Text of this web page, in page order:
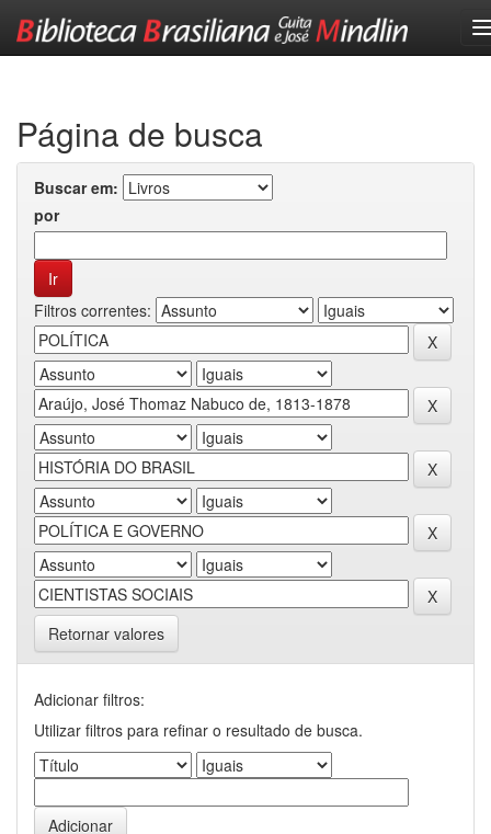
Página de busca
Buscar em:
por
Filtros correntes:
Retornar valores
Adicionar filtros:
Utilizar filtros para refinar o resultado de busca.